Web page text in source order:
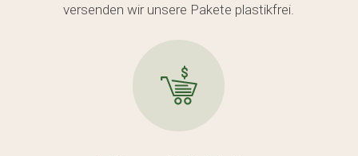
versenden wir unsere Pakete plastikfrei.